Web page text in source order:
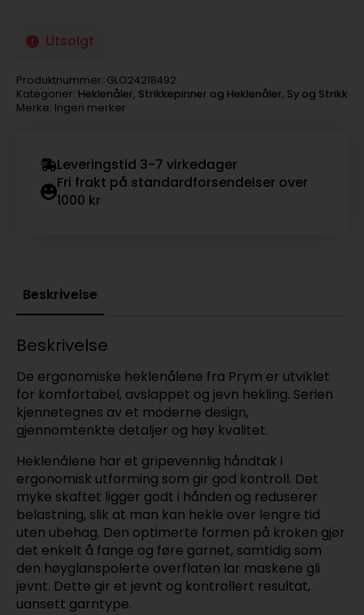
Utsolgt
Produktnummer: GLO24218492
Kategorier: Heklenåler, Strikkepinner og Heklenåler, Sy og Strikk
Merke: Ingen merker
Leveringstid 3-7 virkedager
Fri frakt på standardforsendelser over
1000 kr
Beskrivelse
Beskrivelse
De ergonomiske heklenålene fra Prym er utviklet
for komfortabel, avslappet og jevn hekling. Serien
kjennetegnes av et moderne design,
gjennomtenkte detaljer og høy kvalitet.
Heklenålene har et gripevennlig håndtak i
ergonomisk utforming som gir god kontroll. Det
myke skaftet ligger godt i hånden og reduserer
belastning, slik at man kan hekle over lengre tid
uten ubehag. Den optimerte formen på kroken gjør
det enkelt å fange og føre garnet, samtidig som
den høyglanspolerte overflaten lar maskene gli
jevnt. Dette gir et jevnt og kontrollert resultat,
uansett garntype.